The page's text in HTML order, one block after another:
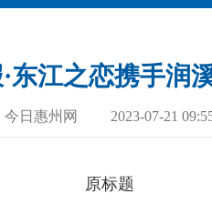
东江之恋携手润
今日惠州网 2023-07-21
原标题